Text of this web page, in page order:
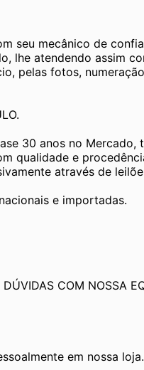
seu mecânico de
lhe atendendo assim
pelas fotos,
30 anos no
qualidade e
através de
e importadas.
COM NOSSA
em nossa loja.